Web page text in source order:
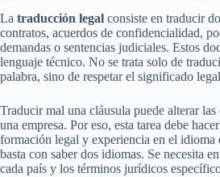
La traducción legal consiste en traducir
contratos, acuerdos de confidencialidad,
demandas o sentencias judiciales. Estos
lenguaje técnico. No se trata solo de
palabra, sino de respetar el significado
Traducir mal una cláusula puede alterar
una empresa. Por eso, esta tarea debe
formación legal y experiencia en el idioma
basta con saber dos idiomas. Se necesita
cada país y los términos jurídicos